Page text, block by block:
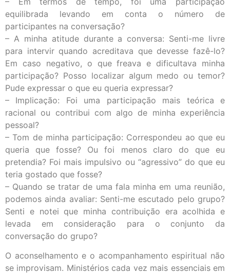
equilibrada levando em conta o número de
participantes na conversação?
– A minha atitude durante a conversa: Senti-me livre
para intervir quando acreditava que devesse fazê-lo?
Em caso negativo, o que freava e dificultava minha
participação? Posso localizar algum medo ou temor?
Pude expressar o que eu queria expressar?
– Implicação: Foi uma participação mais teórica e
racional ou contribui com algo de minha experiência
pessoal?
– Tom de minha participação: Correspondeu ao que eu
queria que fosse? Ou foi menos claro do que eu
pretendia? Foi mais impulsivo ou “agressivo” do que eu
teria gostado que fosse?
– Quando se tratar de uma fala minha em uma reunião,
podemos ainda avaliar: Senti-me escutado pelo grupo?
Senti e notei que minha contribuição era acolhida e
levada em consideração para o conjunto da
conversação do grupo?
O aconselhamento e o acompanhamento espiritual não
se improvisam. Ministérios cada vez mais essenciais em